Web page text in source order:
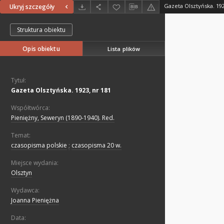
Ukryj szczegóły Gazeta Olsztyńska.
Struktura obiektu
Opis obiektu Lista plików
Tytuł:
Gazeta Olsztyńska. 1923, nr 181
Współtwórca:
Pieniężny, Seweryn (1890-1940). Red.
Temat:
czasopisma polskie ; czasopisma 20 w.
Miejsce wydania:
Olsztyn
Wydawca:
Joanna Pieniężna
Data: